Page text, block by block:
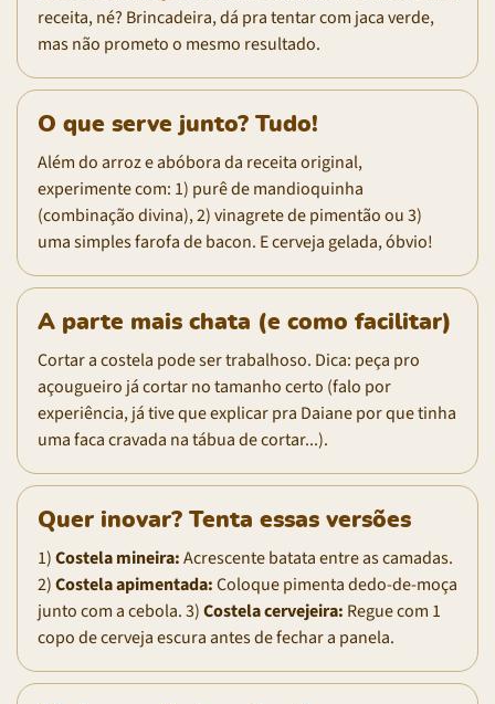
receita, né? Brincadeira, dá pra tentar com jaca verde,
mas não prometo o mesmo resultado.
O que serve junto? Tudo!
Além do arroz e abóbora da receita original,
experimente com: 1) purê de mandioquinha
(combinação divina), 2) vinagrete de pimentão ou 3)
uma simples farofa de bacon. E cerveja gelada, óbvio!
A parte mais chata (e como facilitar)
Cortar a costela pode ser trabalhoso. Dica: peça pro
açougueiro já cortar no tamanho certo (falo por
experiência, já tive que explicar pra Daiane por que tinha
uma faca cravada na tábua de cortar...).
Quer inovar? Tenta essas versões
1)Costela mineira:Acrescente batata entre as camadas.
2)Costela apimentada:Coloque pimenta dedo-de-moça
junto com a cebola. 3)Costela cervejeira: Regue com 1
copo de cerveja escura antes de fechar a panela.